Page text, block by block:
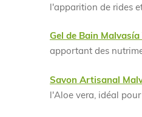
l'apparition de rides
Gel de Bain
apportant des
Savon Artisanal
l'Aloe vera, idéal